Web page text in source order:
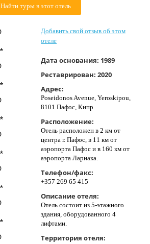
Найти туры в этот отель
Добавить свой отзыв об этом
отеле
Дата основания: 1989
Реставрирован: 2020
Адрес:
Poseidonos Avenue, Yeroskipou,
8101 Пафос, Кипр
Расположение:
Отель расположен в 2 км от
центра г. Пафос, в 11 км от
аэропорта Пафос и в 160 км от
аэропорта Ларнака.
Телефон/факс:
+357 269 65 415
Описание отеля:
Отель состоит из 5-этажного
здания, оборудованного 4
лифтами.
Территория отеля: